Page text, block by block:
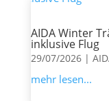
AIDA Winter
inklusive Flug
29/07/2026|
mehr lesen...